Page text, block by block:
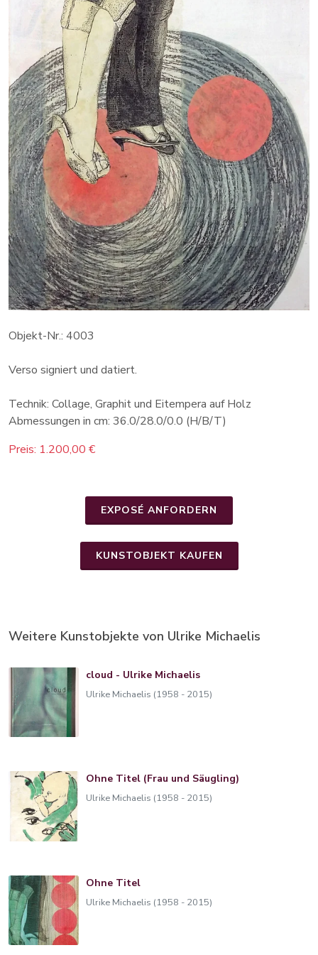
Objekt-Nr.: 4003
Verso signiert und datiert.
Technik: Collage, Graphit und Eitempera auf Holz
Abmessungen in cm: 36.0/28.0/0.0 (H/B/T)
Preis: 1.200,00 €
EXPOSÉ ANFORDERN
KUNSTOBJEKT KAUFEN
Weitere Kunstobjekte von Ulrike Michaelis
cloud - Ulrike Michaelis
Ulrike Michaelis (1958 - 2015)
Ohne Titel (Frau und Säugling)
Ulrike Michaelis (1958 - 2015)
Ohne Titel
Ulrike Michaelis (1958 - 2015)